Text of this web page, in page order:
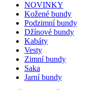
NOVINKY
Kožené bundy
Podzimní bundy
Džínové bundy
Kabáty
Vesty
Zimní bundy
Saka
Jarní bundy